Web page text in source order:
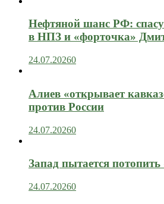
Нефтяной шанс РФ:
в НПЗ и «форточка»
24.07.20260
Алиев «открывает
против России
24.07.20260
Запад пытается
24.07.20260